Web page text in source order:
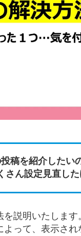
稿を紹介した
さん設定見直し
説明いたします
って、表示され